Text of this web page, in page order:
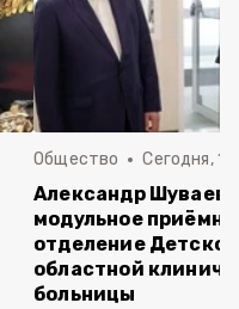
Общество Сегодня,
Александр Шуваев
модульное
отделение Детской
областной
больницы